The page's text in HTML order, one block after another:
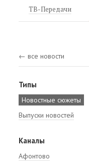
ТВ-Передачи
← все новости
Типы
Новостные сюжеты
Выпуски новостей
Каналы
Афонтово